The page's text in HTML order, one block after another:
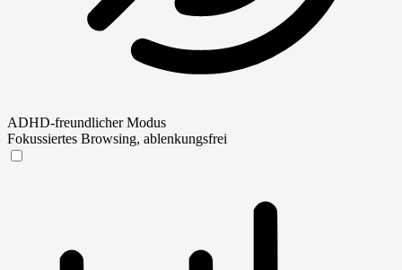
ADHD-freundlicher Modus
Fokussiertes Browsing, ablenkungsfrei